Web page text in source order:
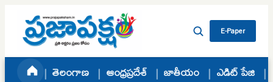
Skip to content
E-Paper
తెలంగాణ ఆంధ్రప్రదేశ్ జాతీయం ఎడిట్ పేజి